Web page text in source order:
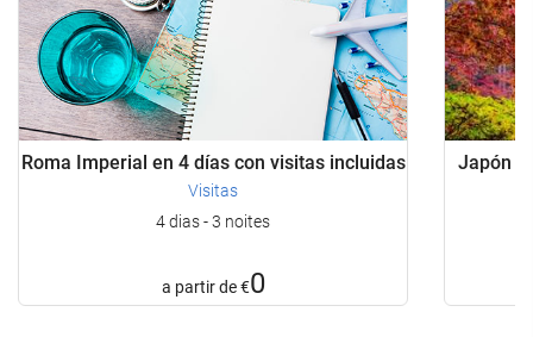
Roma Imperial en 4 días con visitas incluidas
Visitas
4 dias - 3 noites
a partir de €0
Japón